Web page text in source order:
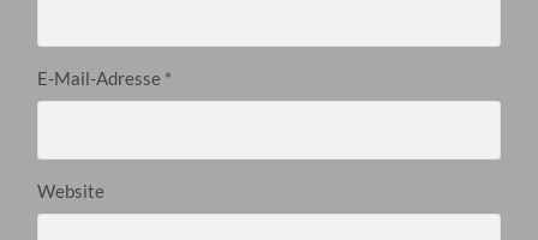
E-Mail-Adresse *
Website